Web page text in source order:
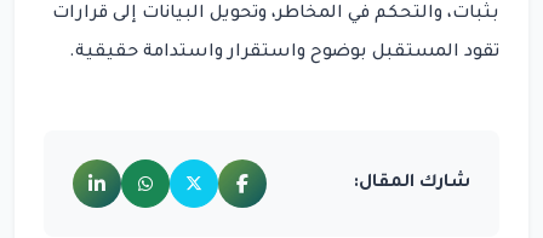
بثبات، والتحكم في المخاطر، وتحويل البيانات إلى قرارات
تقود المستقبل بوضوح واستقرار واستدامة حقيقية.
شارك المقال: